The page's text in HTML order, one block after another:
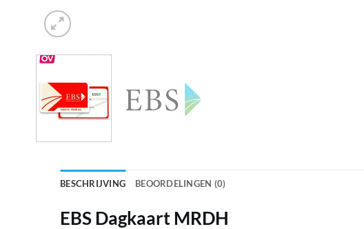
BESCHRIJVING BEOORDELINGEN (0)
EBS Dagkaart MRDH